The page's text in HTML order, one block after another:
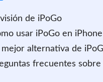
de iPoGo
usar iPoGo en iPhone
mejor alternativa de
frecuentes sobre